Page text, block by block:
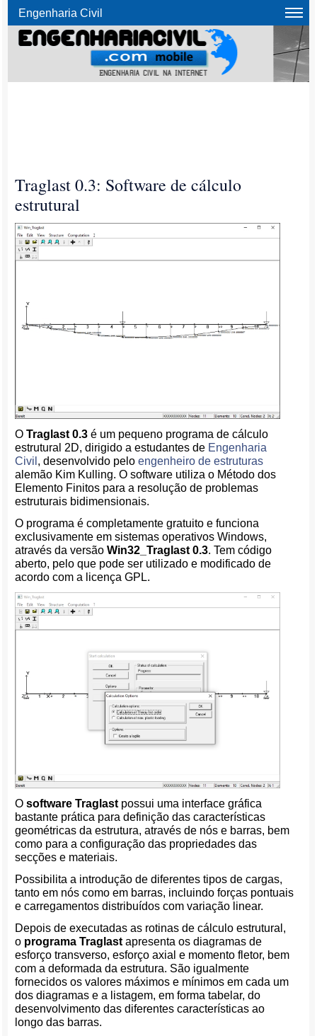
Engenharia Civil
Traglast 0.3: Software de cálculo
estrutural
OTraglast 0.3 é um pequeno programa de cálculo
estrutural 2D, dirigido a estudantes de Engenharia
Civil , desenvolvido peloengenheiro de estruturas
alemão Kim Kulling. O software utiliza o Método dos
Elemento Finitos para a resolução de problemas
estruturais bidimensionais.
O programa é completamente gratuito e funciona
exclusivamente em sistemas operativos Windows,
através da versãoWin32_Traglast 0.3. Tem código
aberto, pelo que pode ser utilizado e modificado de
acordo com a licença GPL.
Osoftware Traglast possui uma interface gráfica
bastante prática para definição das características
geométricas da estrutura, através de nós e barras, bem
como para a configuração das propriedades das
secções e materiais.
Possibilita a introdução de diferentes tipos de cargas,
tanto em nós como em barras, incluindo forças pontuais
e carregamentos distribuídos com variação linear.
Depois de executadas as rotinas de cálculo estrutural,
o programa Traglast apresenta os diagramas de
esforço transverso, esforço axial e momento fletor, bem
com a deformada da estrutura. São igualmente
fornecidos os valores máximos e mínimos em cada um
dos diagramas e a listagem, em forma tabelar, do
desenvolvimento das diferentes características ao
longo das barras.